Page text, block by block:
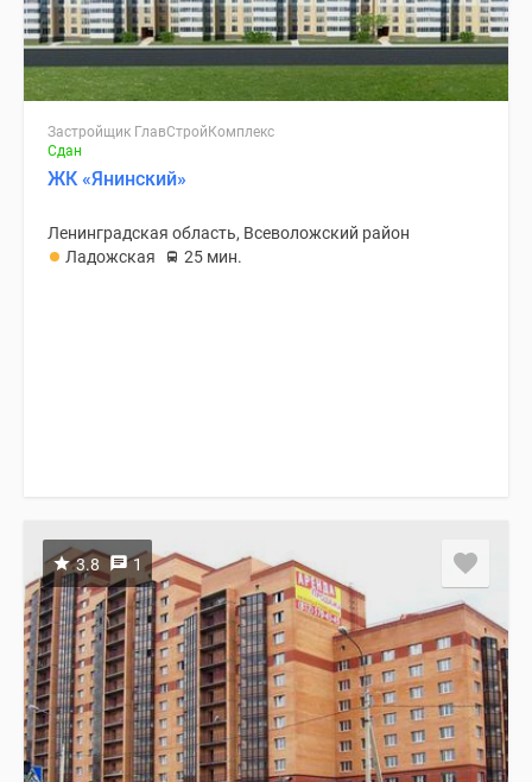
Застройщик ГлавСтройКомплекс
Сдан
ЖК «Янинский»
Ленинградская область, Всеволожский район
Ладожская
25 мин.
3.8 1